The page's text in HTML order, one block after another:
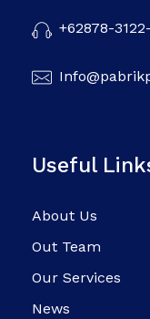
+62878-
Useful
About Us
Out Team
Our Services
News